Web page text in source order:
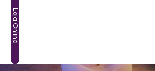
Loja Online